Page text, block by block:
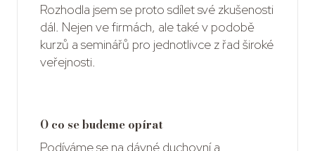
Rozhodla jsem se proto sdílet své zkušenosti
dál. Nejen ve firmách, ale také v podobě
kurzů a seminářů pro jednotlivce z řad široké
veřejnosti.
O co se budeme opírat
Podíváme se na dávné duchovní a